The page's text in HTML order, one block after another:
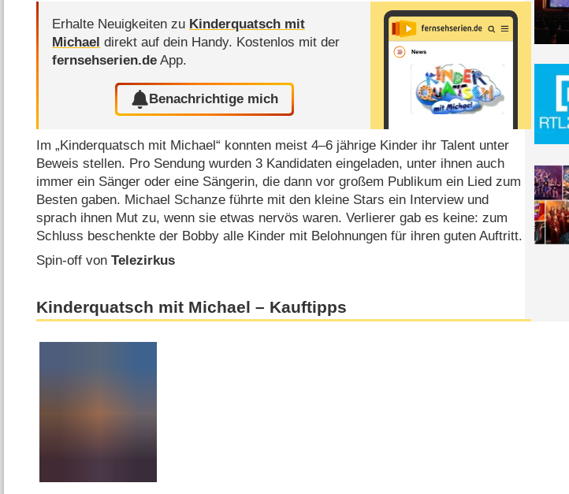
Erhalte Neuigkeiten zu Kinderquatsch mit
Michael direkt auf dein Handy. Kostenlos mit der
fernsehserien.de App.
Benachrichtige mich
Im „Kinderquatsch mit Michael“ konnten meist 4⁠–⁠6 jährige Kinder ihr Talent unter
Beweis stellen. Pro Sendung wurden 3 Kandidaten eingeladen, unter ihnen auch
immer ein Sänger oder eine Sängerin, die dann vor großem Publikum ein Lied zum
Besten gaben. Michael Schanze führte mit den kleine Stars ein Interview und
sprach ihnen Mut zu, wenn sie etwas nervös waren. Verlierer gab es keine: zum
Schluss beschenkte der Bobby alle Kinder mit Belohnungen für ihren guten Auftritt.
Spin-off vonTelezirkus
Kinderquatsch mit Michael – Kauftipps